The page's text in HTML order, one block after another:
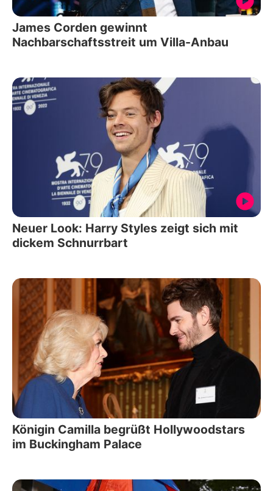
James Corden gewinnt
Nachbarschaftsstreit um Villa-Anbau
Neuer Look: Harry Styles zeigt sich mit
dickem Schnurrbart
Königin Camilla begrüßt Hollywoodstars
im Buckingham Palace